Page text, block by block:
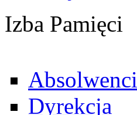
Izba Pamięci
Absolwenci
Dyrekcja